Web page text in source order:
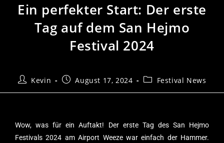
Ein perfekter Start: Der erste
Tag auf dem San Hejmo
Festival 2024
Kevin August 17, 2024 Festival News
Wow, was für ein Auftakt! Der erste Tag des San Hejmo
Festivals 2024 am Airport Weeze war einfach der Hammer.